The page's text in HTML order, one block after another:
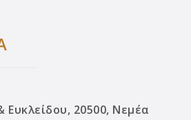
20500, Νεμέα